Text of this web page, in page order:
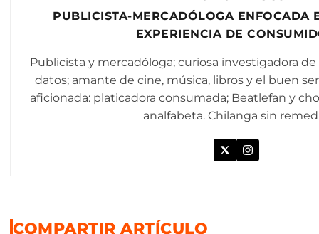
PUBLICISTA-MERCADÓLOGA ENFOCADA
EXPERIENCIA DE
Publicista y mercadóloga; curiosa investigadora
datos; amante de cine, música, libros y el buen
aficionada: platicadora consumada; Beatlefan y
analfabeta. Chilanga sin
COMPARTIR ARTÍCULO